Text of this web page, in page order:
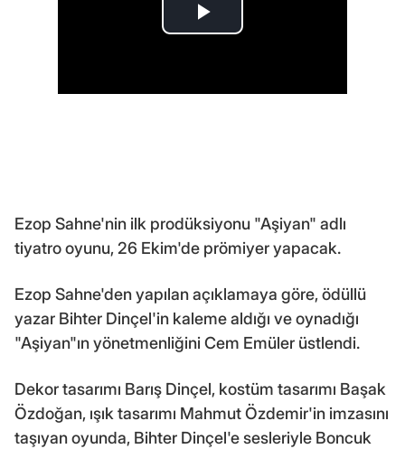
Ezop Sahne'nin ilk prodüksiyonu "Aşiyan" adlı
tiyatro oyunu, 26 Ekim'de prömiyer yapacak.
Ezop Sahne'den yapılan açıklamaya göre, ödüllü
yazar Bihter Dinçel'in kaleme aldığı ve oynadığı
"Aşiyan"ın yönetmenliğini Cem Emüler üstlendi.
Dekor tasarımı Barış Dinçel, kostüm tasarımı Başak
Özdoğan, ışık tasarımı Mahmut Özdemir'in imzasını
taşıyan oyunda, Bihter Dinçel'e sesleriyle Boncuk